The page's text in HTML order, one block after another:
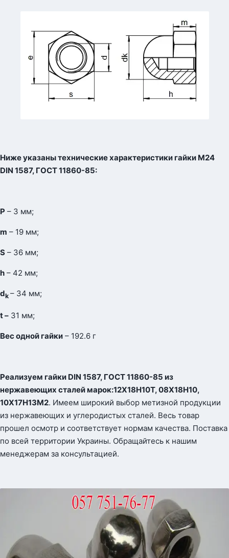
Ниже указаны технические характеристики гайки М24
DIN 1587, ГОСТ 11860-85:
Р – 3 мм;
m – 19 мм;
S – 36 мм;
h – 42 мм;
dk – 34 мм;
t– 31 мм;
Вес одной гайки – 192.6 г
Реализуем гайки DIN 1587, ГОСТ 11860-85 из
нержавеющих сталей марок:12Х18Н10Т, 08Х18Н10,
10Х17Н13М2. Имеем широкий выбор метизной продукции
из нержавеющих и углеродистых сталей. Весь товар
прошел осмотр и соответствует нормам качества. Поставка
по всей территории Украины. Обращайтесь к нашим
менеджерам за консультацией.